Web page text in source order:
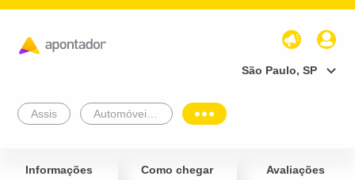
São Paulo, SP
Assis
Informações Como chegar Avaliações